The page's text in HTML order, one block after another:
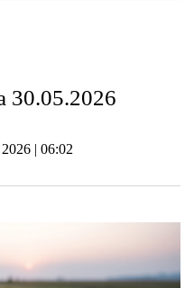
30.05.2026
| 06:02